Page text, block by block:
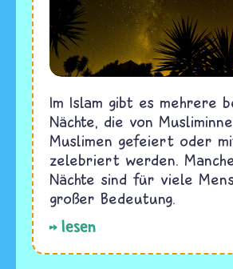
Im Islam gibt es mehrere
Nächte, die von
Muslimen gefeiert oder
zelebriert werden.
Nächte sind für viele
großer Bedeutung.
lesen